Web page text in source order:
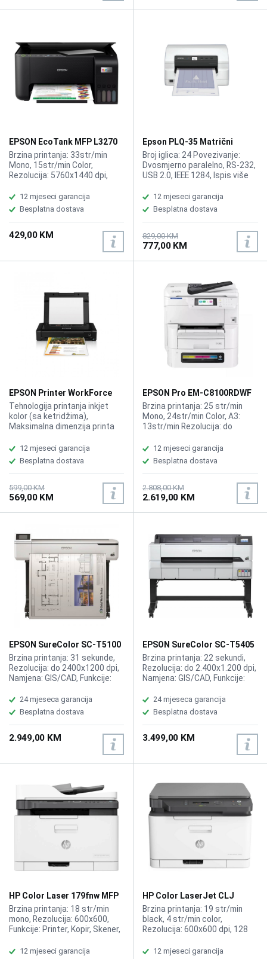
EPSON EcoTank MFP L3270
printer
Brzina printanja: 33str/min
Mono, 15str/min Color,
Rezolucija: 5760x1440 dpi,
Kompatibilno sa EPSON tinta
103
12 mjeseci garancija
Besplatna dostava
429,00 KM
Epson PLQ-35 Matrični
printer
Broj iglica: 24 Povezivanje:
Dvosmjerno paralelno, RS-232,
USB 2.0, IEEE 1284, Ispis više
Pojedinacni list naprijed,
Beskrajni papir naprijed, Izlaz
papira naprijed i straga
Debljina papira Multi Part 0,12
mm - 0,53 mm Debljina papira
Pojedinacni list 0,065 mm -
PC858, PC864, PCAR864, ISO-
8859-15, Roman 8, Italic"
Dimenzije: 384? x 280 x 203
mm Težina: 7,8kg Garancija: 12
mjeseci Brzina printanja:
HighSpeed-Draft: 480 cpi: 10
Znakova/s, Draft: 360 cpi: 10
Znakova/s, LQ: 120 cpi: 10
Znakova/s, Ultra Speed-Draft:
Dodatne informacije:
prosjecno vrijeme izmedu
stope kvarova od 35.000 sati
12 mjeseci garancija
Besplatna dostava
829,00 KM
777,00 KM
EPSON Printer WorkForce
WF-100W Mobile
Tehnologija printanja inkjet
kolor (sa ketridžima),
Maksimalna dimenzija printa
Rezolucija printanja do 5760 x
1440 dpi, Inicijalne tinte/toner
Bk za 200 strana, CMY za 250
strana, Papiri do 300 g/m,
Pigmentna tinta; Punjiva
baterija, preko USB-a ili
coloru Garancija: 1 godina
12 mjeseci garancija
Besplatna dostava
599,00 KM
569,00 KM
EPSON Pro EM-C8100RDWF
MFP A3 Printer
Brzina printanja: 25 str/min
Mono, 24str/min Color, A3:
13str/min Rezolucija: do
Printer, Kopir, Skener, Fax.
12 mjeseci garancija
Besplatna dostava
2.808,00 KM
2.619,00 KM
EPSON SureColor SC-T5100
Ploter
Brzina printanja: 31 sekunde,
Rezolucija: do 2400x1200 dpi,
Namjena: GIS/CAD, Funkcije:
EPSON tinta T40D140 Black,
T40D240 Cyan, T40D340
Magenta, T40D440 Yellow,
24 mjeseca garancija
Besplatna dostava
2.949,00 KM
EPSON SureColor SC-T5405
ploter
Brzina printanja: 22 sekundi,
Rezolucija: do 2.400x1.200 dpi,
Namjena: GIS/CAD, Funkcije:
EPSON tinta T41R5 Black,
T41F5 Photo Black, T41R2
Cyan, T41R3 Magenta, T41R4
Yellow
24 mjeseca garancija
Besplatna dostava
3.499,00 KM
HP Color Laser 179fnw MFP
printer 4ZB97A
Brzina printanja: 18 str/min
mono, Rezolucija: 600x600,
Funkcije: Printer, Kopir, Skener,
12 mjeseci garancija
HP Color LaserJet CLJ
M178nw MFP printer 4ZB96A
Brzina printanja: 19 str/min
black, 4 str/min color,
Rezolucija: 600x600 dpi, 128
Skener, Format: A4, A5, A6,
12 mjeseci garancija